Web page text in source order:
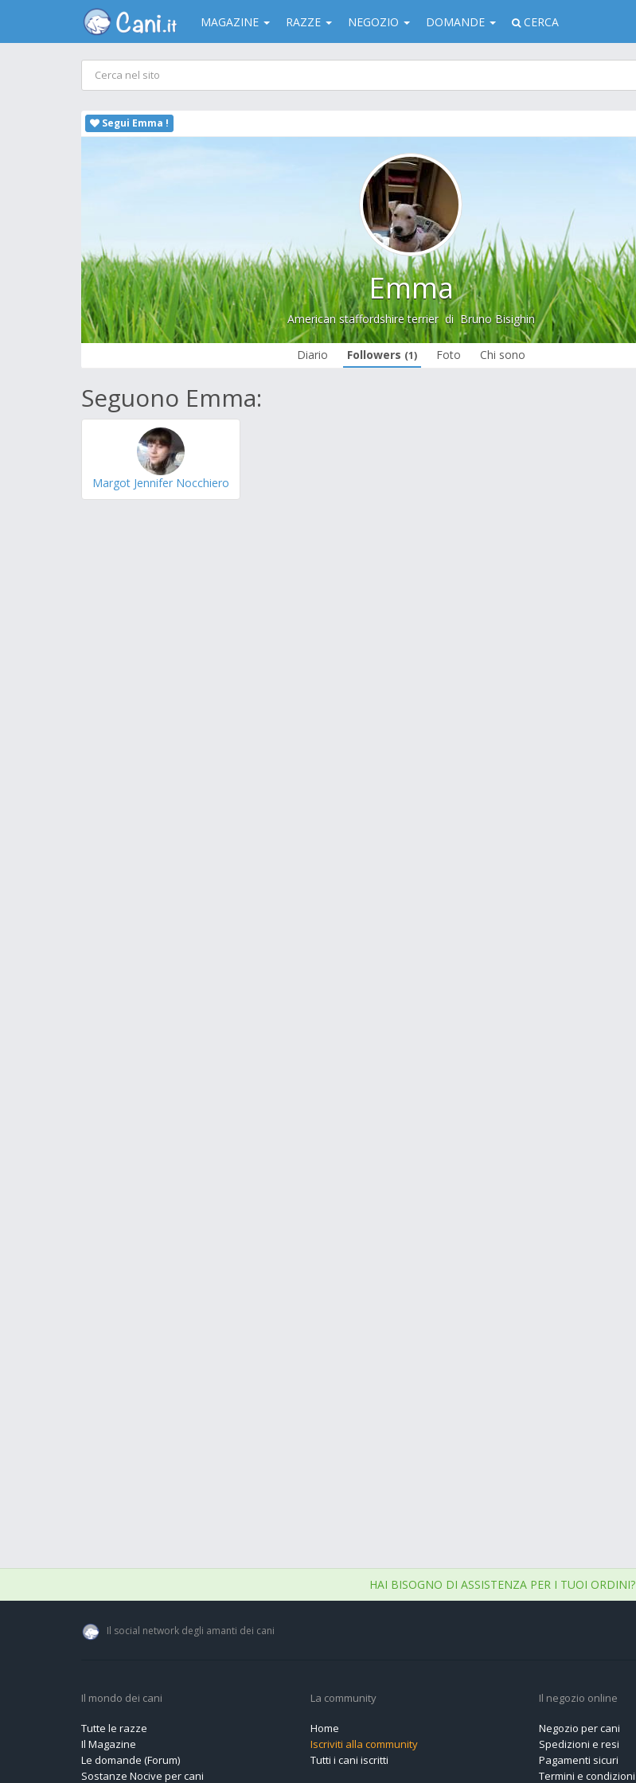
MAGAZINE RAZZE NEGOZIO DOMANDE CERCA
Segui Emma !
Emma
American staffordshire terrierdiBruno Bisighin
Diario Followers (1) Foto Chi sono
Seguono Emma:
Margot Jennifer Nocchiero
HAI BISOGNO DI ASSISTENZA PER I TUOI ORDINI?
Il social network degli amanti dei cani
Il mondo dei cani
Tutte le razze
Il Magazine
Le domande (Forum)
Sostanze Nocive per cani
La community
Home
Iscriviti alla community
Tutti i cani iscritti
Il negozio online
Negozio per cani
Spedizioni e resi
Pagamenti sicuri
Termini e condizioni